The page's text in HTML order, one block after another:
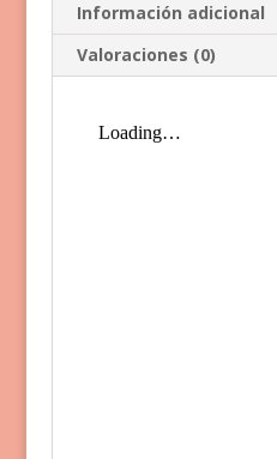
Información adicional
Valoraciones (0)